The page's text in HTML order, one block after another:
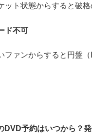
ット状態からすると破
ド不可
ファンからすると円盤
DVD予約はいつから？発